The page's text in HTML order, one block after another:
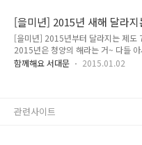
임금 미달 여부 판단하기 ▶ 최저임금
로자가 지급 받은 임금에서 "최저임..
2016년 최저임금에 대해 알아봐요!!
자들의 생활안정을 위해 임금의 최저
그 수준 이상의 임금을 지급하도록 법
니다. 2016년 최저 시급을 반영하여
가 처음 도입된 시기는 1988년도입
[을미년] 2015년 새해 달라
이 있을까요?
[을미년] 2015년부터 달라지는 제도
2015년은 청양의 해라는 거~ 다들
계시나요?^^ 양의 기운에 푸른 기운
야 할 내용이 있습니다! 아는 것이 힘!
함께해요 서대문 2015.01.02
관련사이트